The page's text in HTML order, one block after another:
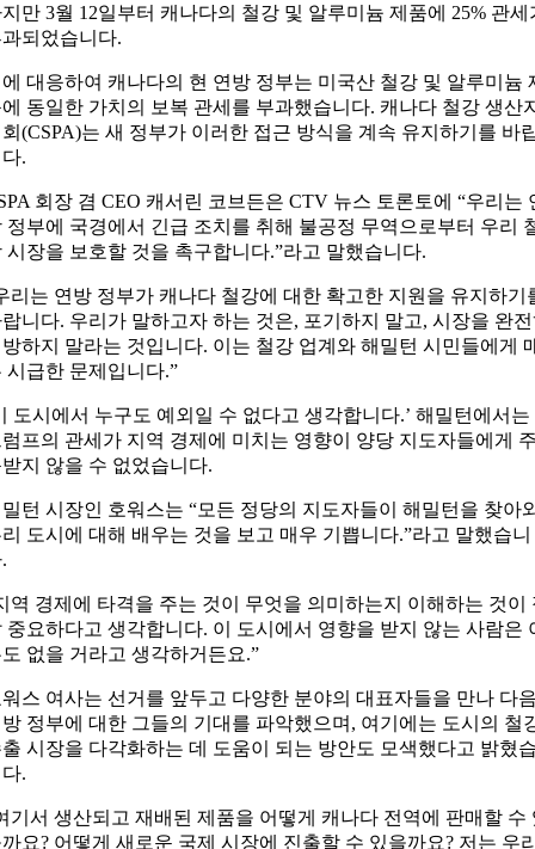
만 3월 12일부터 캐나다의 철강 및 알루미늄 제품에 25% 관세
되었습니다.
대응하여 캐나다의 현 연방 정부는 미국산 철강 및 알루미늄
동일한 가치의 보복 관세를 부과했습니다. 캐나다 철강 생산
(CSPA)는 새 정부가 이러한 접근 방식을 계속 유지하기를 바
.
회장 겸 CEO 캐서린 코브든은 CTV 뉴스 토론토에 “우리는
정부에 국경에서 긴급 조치를 취해 불공정 무역으로부터 우리
시장을 보호할 것을 촉구합니다.”라고 말했습니다.
리는 연방 정부가 캐나다 철강에 대한 확고한 지원을 유지하기
니다. 우리가 말하고자 하는 것은, 포기하지 말고, 시장을 완
하지 말라는 것입니다. 이는 철강 업계와 해밀턴 시민들에게
시급한 문제입니다.”
도시에서 누구도 예외일 수 없다고 생각합니다.’ 해밀턴에서는
프의 관세가 지역 경제에 미치는 영향이 양당 지도자들에게
지 않을 수 없었습니다.
턴 시장인 호워스는 “모든 정당의 지도자들이 해밀턴을 찾아
도시에 대해 배우는 것을 보고 매우 기쁩니다.”라고 말했습니
역 경제에 타격을 주는 것이 무엇을 의미하는지 이해하는 것이
중요하다고 생각합니다. 이 도시에서 영향을 받지 않는 사람은
없을 거라고 생각하거든요.”
스 여사는 선거를 앞두고 다양한 분야의 대표자들을 만나 다
정부에 대한 그들의 기대를 파악했으며, 여기에는 도시의 철
시장을 다각화하는 데 도움이 되는 방안도 모색했다고 밝혔
.
기서 생산되고 재배된 제품을 어떻게 캐나다 전역에 판매할 수
요? 어떻게 새로운 국제 시장에 진출할 수 있을까요? 저는 우